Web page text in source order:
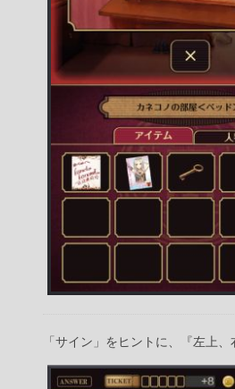
「サイン」をヒントに、『左上